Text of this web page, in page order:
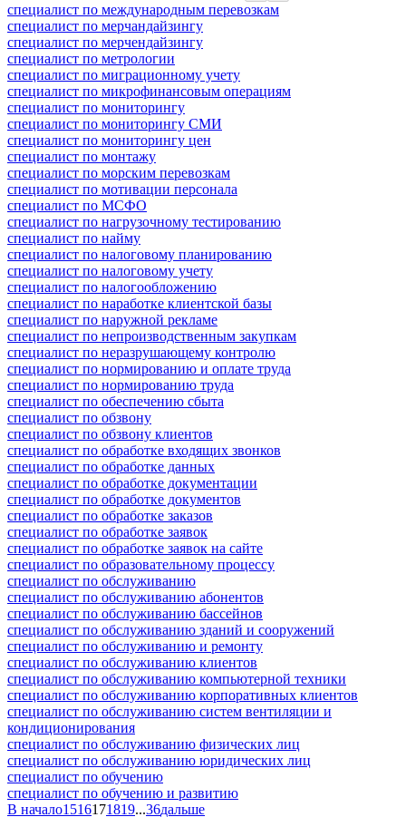
специалист по международным перевозкам
специалист по мерчандайзингу
специалист по мерчендайзингу
специалист по метрологии
специалист по миграционному учету
специалист по микрофинансовым операциям
специалист по мониторингу
специалист по мониторингу СМИ
специалист по мониторингу цен
специалист по монтажу
специалист по морским перевозкам
специалист по мотивации персонала
специалист по МСФО
специалист по нагрузочному тестированию
специалист по найму
специалист по налоговому планированию
специалист по налоговому учету
специалист по налогообложению
специалист по наработке клиентской базы
специалист по наружной рекламе
специалист по непроизводственным закупкам
специалист по неразрушающему контролю
специалист по нормированию и оплате труда
специалист по нормированию труда
специалист по обеспечению сбыта
специалист по обзвону
специалист по обзвону клиентов
специалист по обработке входящих звонков
специалист по обработке данных
специалист по обработке документации
специалист по обработке документов
специалист по обработке заказов
специалист по обработке заявок
специалист по обработке заявок на сайте
специалист по образовательному процессу
специалист по обслуживанию
специалист по обслуживанию абонентов
специалист по обслуживанию бассейнов
специалист по обслуживанию зданий и сооружений
специалист по обслуживанию и ремонту
специалист по обслуживанию клиентов
специалист по обслуживанию компьютерной техники
специалист по обслуживанию корпоративных клиентов
специалист по обслуживанию систем вентиляции и
кондиционирования
специалист по обслуживанию физических лиц
специалист по обслуживанию юридических лиц
специалист по обучению
специалист по обучению и развитию
В начало1516171819...36дальше